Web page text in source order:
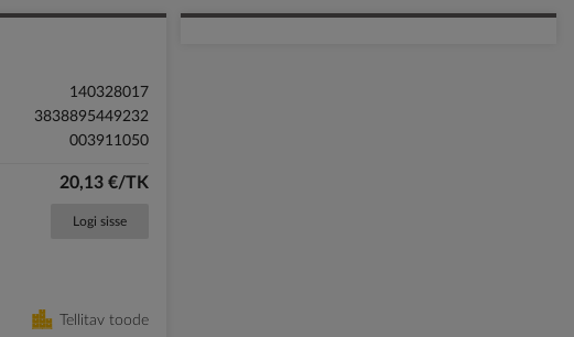
140328017
3838895449232
003911050
20,13 €/TK
Logi sisse
Tellitav toode